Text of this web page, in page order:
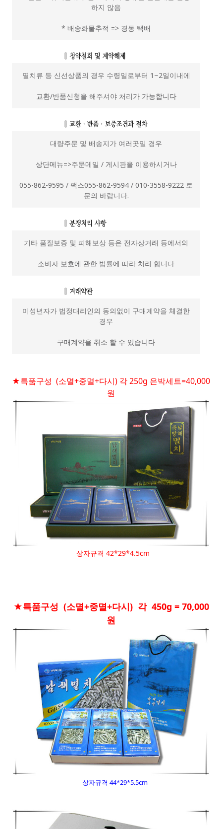
하지 않음
* 배송화물추적 => 경동 택배
멸치류 등 신선상품의 경우 수령일로부터 1~2일이내에
교환/반품신청을 해주셔야 처리가 가능합니다
대량주문 및 배송지가 여러곳일 경우
상단메뉴=>주문메일 / 게시판을 이용하시거나
055-862-9595 / 팩스055-862-9594 / 010-3558-9222 로
문의 바랍니다.
기타 품질보증 및 피해보상 등은 전자상거래 등에서의
소비자 보호에 관한 법률에 따라 처리 합니다
미성년자가 법정대리인의 동의없이 구매계약을 체결한
경우
구매계약을 취소 할 수 있습니다
★특품구성 (소멸+중멸+다시) 각 250g 은박세트=40,000
원
상자규격 42*29*4.5cm
★특품구성 (소멸+중멸+다시) 각 450g = 70,000
원
상자규격 44*29*5.5cm